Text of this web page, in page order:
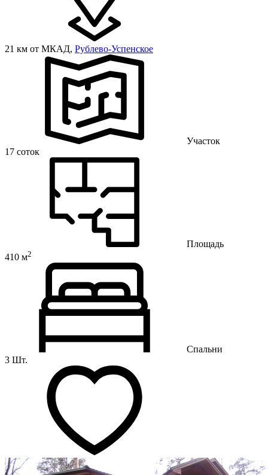
21 км от МКАД, Рублево-Успенское
Участок
17 соток
Площадь
410 м2
Спальни
3 Шт.